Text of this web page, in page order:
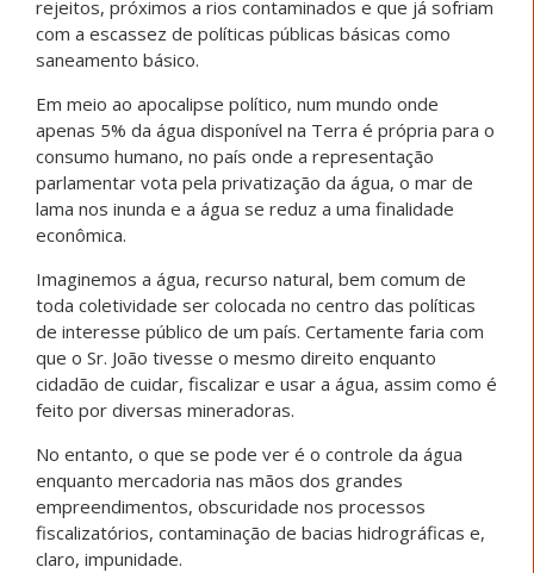
rejeitos, próximos a rios contaminados e que já sofriam
com a escassez de políticas públicas básicas como
saneamento básico.
Em meio ao apocalipse político, num mundo onde
apenas 5% da água disponível na Terra é própria para o
consumo humano, no país onde a representação
parlamentar vota pela privatização da água, o mar de
lama nos inunda e a água se reduz a uma finalidade
econômica.
Imaginemos a água, recurso natural, bem comum de
toda coletividade ser colocada no centro das políticas
de interesse público de um país. Certamente faria com
que o Sr. João tivesse o mesmo direito enquanto
cidadão de cuidar, fiscalizar e usar a água, assim como é
feito por diversas mineradoras.
No entanto, o que se pode ver é o controle da água
enquanto mercadoria nas mãos dos grandes
empreendimentos, obscuridade nos processos
fiscalizatórios, contaminação de bacias hidrográficas e,
claro, impunidade.